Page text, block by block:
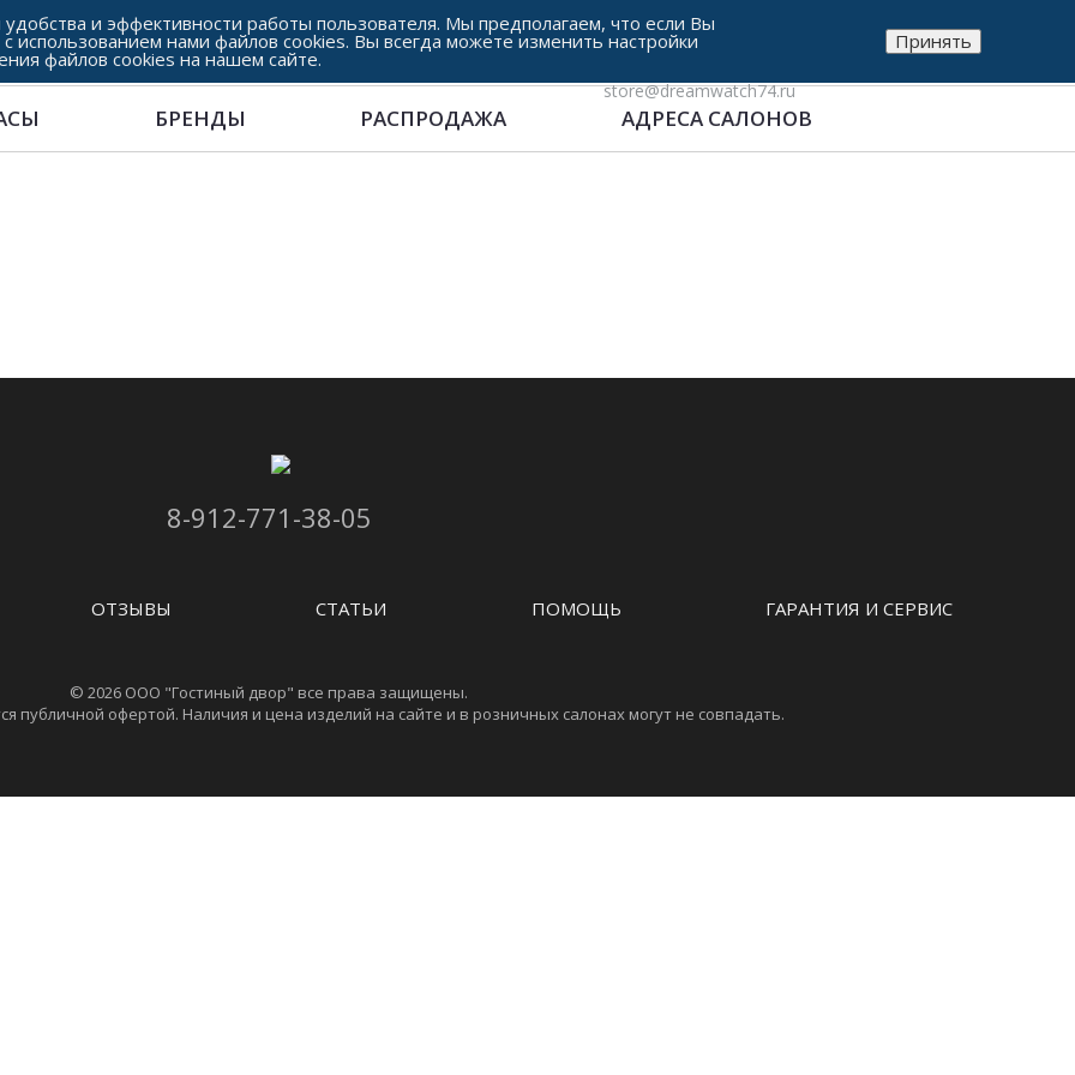
8-912-771-38-05
store@dreamwatch74.ru
БРЕНДЫ РАСПРОДАЖА АДРЕСА САЛОНОВ
8-912-771-38-05
ОТЗЫВЫ СТАТЬИ ПОМОЩЬ ГАРАНТИЯ И СЕРВИС
© 2026 ООО "Гостиный двор" все права защищены.
публичной офертой. Наличия и цена изделий на сайте и в розничных салонах могут не совпадать.
и эффективности работы пользователя. Мы предполагаем, что если Вы
использованием нами файлов cookies. Вы всегда можете изменить настройки
файлов cookies на нашем сайте.
Принять